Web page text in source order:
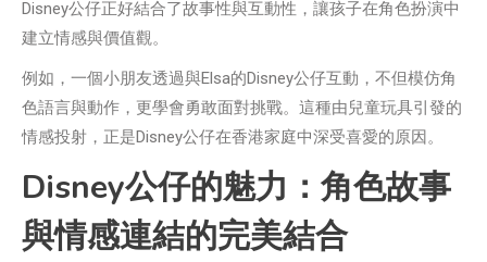
Disney公仔正好結合了故事性與互動性，讓孩子在角色扮演中
建立情感與價值觀。
例如，一個小朋友透過與Elsa的Disney公仔互動，不但模仿角
色語言與動作，更學會勇敢面對挑戰。這種由兒童玩具引發的
情感投射，正是Disney公仔在香港家庭中深受喜愛的原因。
Disney公仔的魅力：角色故事
與情感連結的完美結合